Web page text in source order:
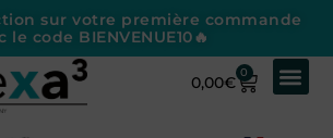
sur votre première commande
le code BIENVENUE10🔥
0,00€
0